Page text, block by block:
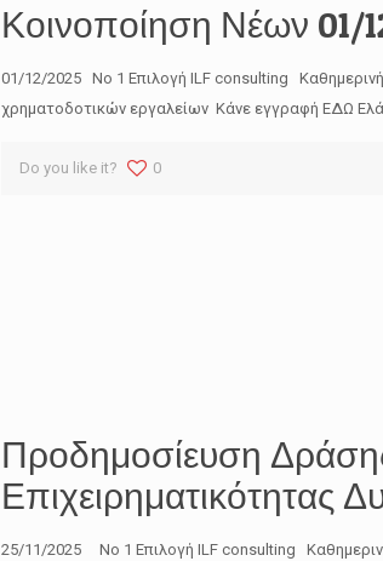
Κοινοποίηση Νέων 01/
01/12/2025 No 1 Επιλογή ILF consulting
χρηματοδοτικών εργαλείων Κάνε εγγραφή ΕΔΩ
Do you like it? 0
Προδημοσίευση
Επιχειρηματικότητας
25/11/2025 No 1 Επιλογή ILF consulting